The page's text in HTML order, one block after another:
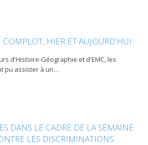
COMPLOT, HIER ET AUJOURD'HUI
d'Histoire-Géographie et d'EMC, les
pu assister à un…
DANS LE CADRE DE LA SEMAINE
LES DISCRIMINATIONS